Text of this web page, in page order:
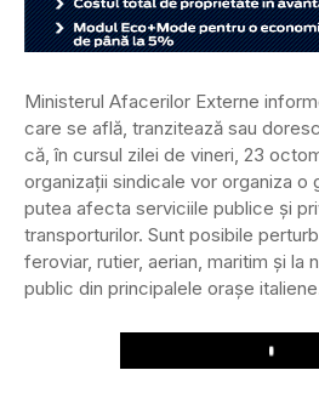
Ministerul Afacerilor Externe
care se află, tranzitează sau
că, în cursul zilei de vineri, 23
organizații sindicale vor organiza o
putea afecta serviciile publice și
transporturilor. Sunt posibile
feroviar, rutier, aerian, maritim și la
public din principalele orașe
Play